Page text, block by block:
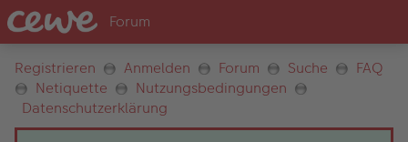
Registrieren Anmelden Forum Suche
FAQ
Netiquette
Nutzungsbedingungen
Datenschutzerklärung